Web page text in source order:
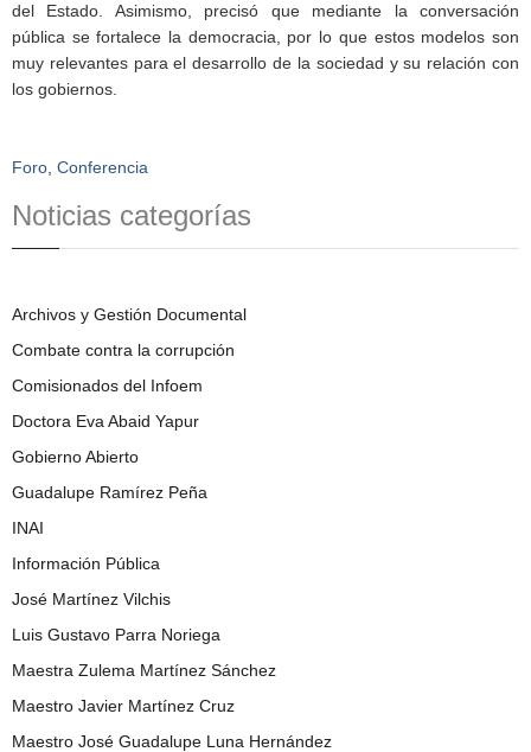
del Estado. Asimismo, precisó que mediante la conversación
pública se fortalece la democracia, por lo que estos modelos son
muy relevantes para el desarrollo de la sociedad y su relación con
los gobiernos.
Foro Conferencia
Noticias categorías
Archivos y Gestión Documental
Combate contra la corrupción
Comisionados del Infoem
Doctora Eva Abaid Yapur
Gobierno Abierto
Guadalupe Ramírez Peña
INAI
Información Pública
José Martínez Vilchis
Luis Gustavo Parra Noriega
Maestra Zulema Martínez Sánchez
Maestro Javier Martínez Cruz
Maestro José Guadalupe Luna Hernández